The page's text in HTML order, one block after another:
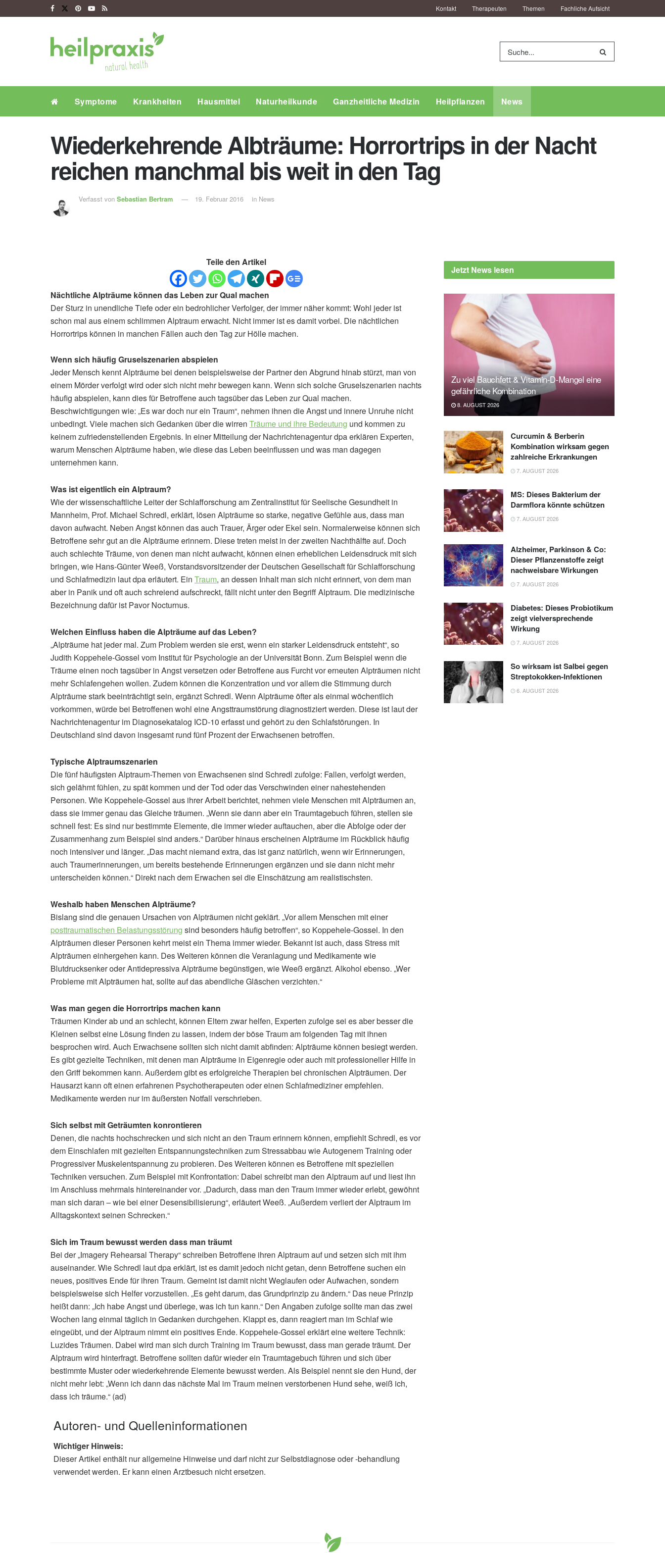
Kontakt Therapeuten Themen Fachliche Aufsicht
Symptome Krankheiten Hausmittel Naturheilkunde Ganzheitliche Medizin Heilpflanzen News
Wiederkehrende Albträume: Horrortrips in der Nacht
reichen manchmal bis weit in den Tag
Verfasst von Sebastian Bertram 19. Februar 2016 in News
Teile den Artikel
Nächtliche Alpträume können das Leben zur Qual machen
Der Sturz in unendliche Tiefe oder ein bedrohlicher Verfolger, der immer näher kommt: Wohl jeder ist
schon mal aus einem schlimmen Alptraum erwacht. Nicht immer ist es damit vorbei. Die nächtlichen
Horrortrips können in manchen Fällen auch den Tag zur Hölle machen.
Wenn sich häufig Gruselszenarien abspielen
Jeder Mensch kennt Alpträume bei denen beispielsweise der Partner den Abgrund hinab stürzt, man von
einem Mörder verfolgt wird oder sich nicht mehr bewegen kann. Wenn sich solche Gruselszenarien nachts
häufig abspielen, kann dies für Betroffene auch tagsüber das Leben zur Qual machen.
Beschwichtigungen wie: „Es war doch nur ein Traum“, nehmen ihnen die Angst und innere Unruhe nicht
unbedingt. Viele machen sich Gedanken über die wirren Träume und ihre Bedeutung und kommen zu
keinem zufriedenstellenden Ergebnis. In einer Mitteilung der Nachrichtenagentur dpa erklären Experten,
warum Menschen Alpträume haben, wie diese das Leben beeinflussen und was man dagegen
unternehmen kann.
Was ist eigentlich ein Alptraum?
Wie der wissenschaftliche Leiter der Schlafforschung am Zentralinstitut für Seelische Gesundheit in
Mannheim, Prof. Michael Schredl, erklärt, lösen Alpträume so starke, negative Gefühle aus, dass man
davon aufwacht. Neben Angst können das auch Trauer, Ärger oder Ekel sein. Normalerweise können sich
Betroffene sehr gut an die Alpträume erinnern. Diese treten meist in der zweiten Nachthälfte auf. Doch
auch schlechte Träume, von denen man nicht aufwacht, können einen erheblichen Leidensdruck mit sich
bringen, wie Hans-Günter Weeß, Vorstandsvorsitzender der Deutschen Gesellschaft für Schlafforschung
und Schlafmedizin laut dpa erläutert. Ein Traum, an dessen Inhalt man sich nicht erinnert, von dem man
aber in Panik und oft auch schreiend aufschreckt, fällt nicht unter den Begriff Alptraum. Die medizinische
Bezeichnung dafür ist Pavor Nocturnus.
Welchen Einfluss haben die Alpträume auf das Leben?
„Alpträume hat jeder mal. Zum Problem werden sie erst, wenn ein starker Leidensdruck entsteht“, so
Judith Koppehele-Gossel vom Institut für Psychologie an der Universität Bonn. Zum Beispiel wenn die
Träume einen noch tagsüber in Angst versetzen oder Betroffene aus Furcht vor erneuten Alpträumen nicht
mehr Schlafengehen wollen. Zudem können die Konzentration und vor allem die Stimmung durch
Alpträume stark beeinträchtigt sein, ergänzt Schredl. Wenn Alpträume öfter als einmal wöchentlich
vorkommen, würde bei Betroffenen wohl eine Angsttraumstörung diagnostiziert werden. Diese ist laut der
Nachrichtenagentur im Diagnosekatalog ICD-10 erfasst und gehört zu den Schlafstörungen. In
Deutschland sind davon insgesamt rund fünf Prozent der Erwachsenen betroffen.
Typische Alptraumszenarien
Die fünf häufigsten Alptraum-Themen von Erwachsenen sind Schredl zufolge: Fallen, verfolgt werden,
sich gelähmt fühlen, zu spät kommen und der Tod oder das Verschwinden einer nahestehenden
Personen. Wie Koppehele-Gossel aus ihrer Arbeit berichtet, nehmen viele Menschen mit Alpträumen an,
dass sie immer genau das Gleiche träumen. „Wenn sie dann aber ein Traumtagebuch führen, stellen sie
schnell fest: Es sind nur bestimmte Elemente, die immer wieder auftauchen, aber die Abfolge oder der
Zusammenhang zum Beispiel sind anders.“ Darüber hinaus erscheinen Alpträume im Rückblick häufig
noch intensiver und länger. „Das macht niemand extra, das ist ganz natürlich, wenn wir Erinnerungen,
auch Traumerinnerungen, um bereits bestehende Erinnerungen ergänzen und sie dann nicht mehr
unterscheiden können.“ Direkt nach dem Erwachen sei die Einschätzung am realistischsten.
Weshalb haben Menschen Alpträume?
Bislang sind die genauen Ursachen von Alpträumen nicht geklärt. „Vor allem Menschen mit einer
posttraumatischen Belastungsstörung sind besonders häufig betroffen“, so Koppehele-Gossel. In den
Alpträumen dieser Personen kehrt meist ein Thema immer wieder. Bekannt ist auch, dass Stress mit
Alpträumen einhergehen kann. Des Weiteren können die Veranlagung und Medikamente wie
Blutdrucksenker oder Antidepressiva Alpträume begünstigen, wie Weeß ergänzt. Alkohol ebenso. „Wer
Probleme mit Alpträumen hat, sollte auf das abendliche Gläschen verzichten.“
Was man gegen die Horrortrips machen kann
Träumen Kinder ab und an schlecht, können Eltern zwar helfen, Experten zufolge sei es aber besser die
Kleinen selbst eine Lösung finden zu lassen, indem der böse Traum am folgenden Tag mit ihnen
besprochen wird. Auch Erwachsene sollten sich nicht damit abfinden: Alpträume können besiegt werden.
Es gibt gezielte Techniken, mit denen man Alpträume in Eigenregie oder auch mit professioneller Hilfe in
den Griff bekommen kann. Außerdem gibt es erfolgreiche Therapien bei chronischen Alpträumen. Der
Hausarzt kann oft einen erfahrenen Psychotherapeuten oder einen Schlafmediziner empfehlen.
Medikamente werden nur im äußersten Notfall verschrieben.
Sich selbst mit Geträumten konrontieren
Denen, die nachts hochschrecken und sich nicht an den Traum erinnern können, empfiehlt Schredl, es vor
dem Einschlafen mit gezielten Entspannungstechniken zum Stressabbau wie Autogenem Training oder
Progressiver Muskelentspannung zu probieren. Des Weiteren können es Betroffene mit speziellen
Techniken versuchen. Zum Beispiel mit Konfrontation: Dabei schreibt man den Alptraum auf und liest ihn
im Anschluss mehrmals hintereinander vor. „Dadurch, dass man den Traum immer wieder erlebt, gewöhnt
man sich daran – wie bei einer Desensibilisierung“, erläutert Weeß. „Außerdem verliert der Alptraum im
Alltagskontext seinen Schrecken.“
Sich im Traum bewusst werden dass man träumt
Bei der „Imagery Rehearsal Therapy“ schreiben Betroffene ihren Alptraum auf und setzen sich mit ihm
auseinander. Wie Schredl laut dpa erklärt, ist es damit jedoch nicht getan, denn Betroffene suchen ein
neues, positives Ende für ihren Traum. Gemeint ist damit nicht Weglaufen oder Aufwachen, sondern
beispielsweise sich Helfer vorzustellen. „Es geht darum, das Grundprinzip zu ändern.“ Das neue Prinzip
heißt dann: „Ich habe Angst und überlege, was ich tun kann.“ Den Angaben zufolge sollte man das zwei
Wochen lang einmal täglich in Gedanken durchgehen. Klappt es, dann reagiert man im Schlaf wie
eingeübt, und der Alptraum nimmt ein positives Ende. Koppehele-Gossel erklärt eine weitere Technik:
Luzides Träumen. Dabei wird man sich durch Training im Traum bewusst, dass man gerade träumt. Der
Alptraum wird hinterfragt. Betroffene sollten dafür wieder ein Traumtagebuch führen und sich über
bestimmte Muster oder wiederkehrende Elemente bewusst werden. Als Beispiel nennt sie den Hund, der
nicht mehr lebt: „Wenn ich dann das nächste Mal im Traum meinen verstorbenen Hund sehe, weiß ich,
dass ich träume.“ (ad)
Autoren- und Quelleninformationen
Wichtiger Hinweis:
Dieser Artikel enthält nur allgemeine Hinweise und darf nicht zur Selbstdiagnose oder -behandlung
verwendet werden. Er kann einen Arztbesuch nicht ersetzen.
Jetzt News lesen
Zu viel Bauchfett & Vitamin-D-Mangel eine
gefährliche Kombination
8. AUGUST 2026
Curcumin & Berberin
Kombination wirksam gegen
zahlreiche Erkrankungen
7. AUGUST 2026
MS: Dieses Bakterium der
Darmflora könnte schützen
7. AUGUST 2026
Alzheimer, Parkinson & Co:
Dieser Pflanzenstoffe zeigt
nachweisbare Wirkungen
7. AUGUST 2026
Diabetes: Dieses Probiotikum
zeigt vielversprechende
Wirkung
7. AUGUST 2026
So wirksam ist Salbei gegen
Streptokokken-Infektionen
6. AUGUST 2026